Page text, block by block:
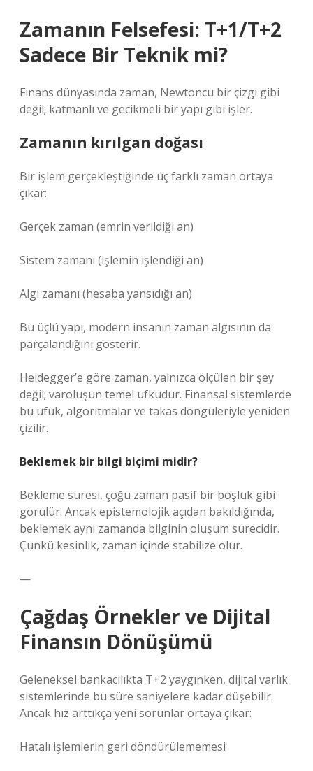
Zamanın Felsefesi: T+1/T+2
Sadece Bir Teknik mi?
Finans dünyasında zaman, Newtoncu bir çizgi gibi
değil; katmanlı ve gecikmeli bir yapı gibi işler.
Zamanın kırılgan doğası
Bir işlem gerçekleştiğinde üç farklı zaman ortaya
çıkar:
Gerçek zaman (emrin verildiği an)
Sistem zamanı (işlemin işlendiği an)
Algı zamanı (hesaba yansıdığı an)
Bu üçlü yapı, modern insanın zaman algısının da
parçalandığını gösterir.
Heidegger’e göre zaman, yalnızca ölçülen bir şey
değil; varoluşun temel ufkudur. Finansal sistemlerde
bu ufuk, algoritmalar ve takas döngüleriyle yeniden
çizilir.
Beklemek bir bilgi biçimi midir?
Bekleme süresi, çoğu zaman pasif bir boşluk gibi
görülür. Ancak epistemolojik açıdan bakıldığında,
beklemek aynı zamanda bilginin oluşum sürecidir.
Çünkü kesinlik, zaman içinde stabilize olur.
—
Çağdaş Örnekler ve Dijital
Finansın Dönüşümü
Geleneksel bankacılıkta T+2 yaygınken, dijital varlık
sistemlerinde bu süre saniyelere kadar düşebilir.
Ancak hız arttıkça yeni sorunlar ortaya çıkar:
Hatalı işlemlerin geri döndürülememesi